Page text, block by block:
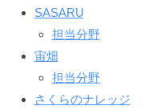
by
ー
テ
SASARU
担当分野
宙畑
担当分野
さくらのナレッジ